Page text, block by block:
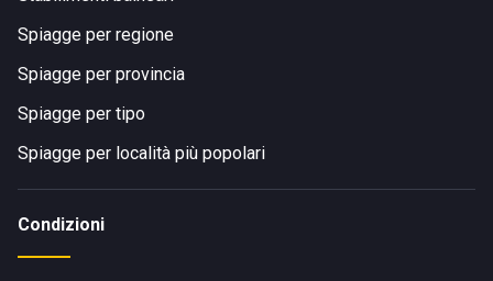
Spiagge per regione
Spiagge per provincia
Spiagge per tipo
Spiagge per località più popolari
Condizioni